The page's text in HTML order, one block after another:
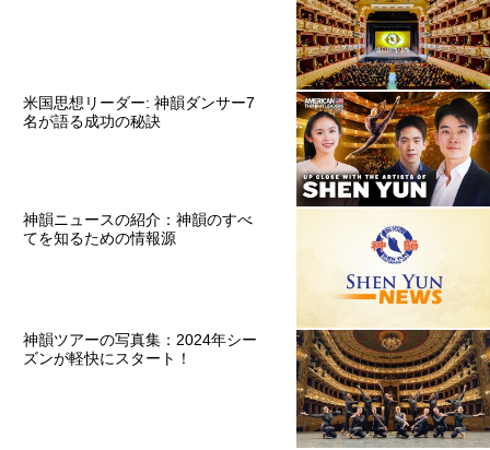
米国思想リーダー: 神韻ダンサー7
名が語る成功の秘訣
神韻ニュースの紹介：神韻のすべ
てを知るための情報源
神韻ツアーの写真集：2024年シー
ズンが軽快にスタート！